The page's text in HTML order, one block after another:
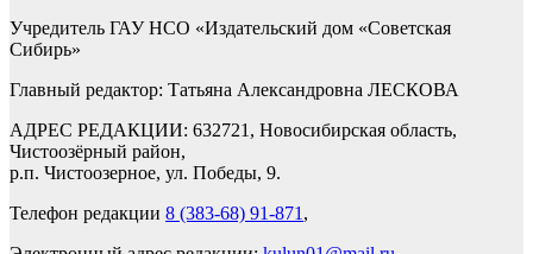
Учредитель ГАУ НСО «Издательский дом «Советская
Сибирь»
Главный редактор: Татьяна Александровна ЛЕСКОВА
АДРЕС РЕДАКЦИИ: 632721, Новосибирская область,
Чистоозёрный район,
р.п. Чистоозерное, ул. Победы, 9.
Телефон редакции 8 (383-68) 91-871 ,